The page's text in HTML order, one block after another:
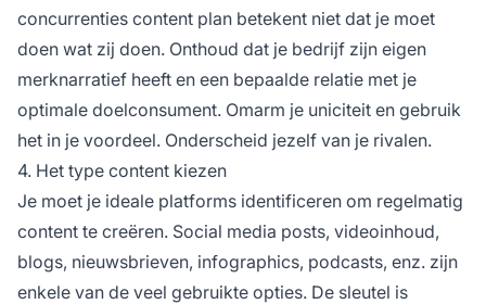
concurrenties content plan betekent niet dat je moet
doen wat zij doen. Onthoud dat je bedrijf zijn eigen
merknarratief heeft en een bepaalde relatie met je
optimale doelconsument. Omarm je uniciteit en gebruik
het in je voordeel. Onderscheid jezelf van je rivalen.
4. Het type content kiezen
Je moet je ideale platforms identificeren om regelmatig
content te creëren. Social media posts, videoinhoud,
blogs, nieuwsbrieven, infographics, podcasts, enz. zijn
enkele van de veel gebruikte opties. De sleutel is